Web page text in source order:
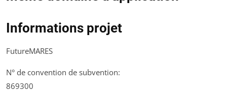
Informations projet
FutureMARES
N° de convention de subvention:
869300